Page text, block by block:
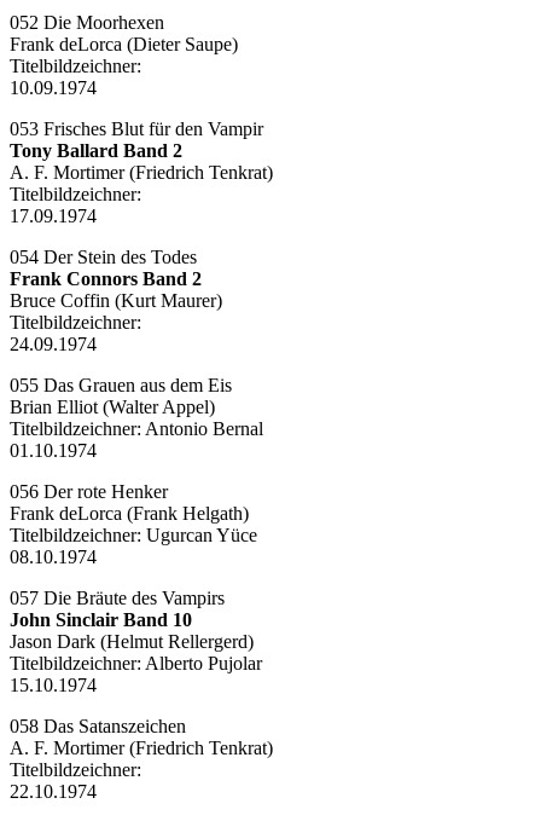
052 Die Moorhexen
Frank deLorca (Dieter Saupe)
Titelbildzeichner:
10.09.1974
053 Frisches Blut für den Vampir
Tony Ballard Band 2
A. F. Mortimer (Friedrich Tenkrat)
Titelbildzeichner:
17.09.1974
054 Der Stein des Todes
Frank Connors Band 2
Bruce Coffin (Kurt Maurer)
Titelbildzeichner:
24.09.1974
055 Das Grauen aus dem Eis
Brian Elliot (Walter Appel)
Titelbildzeichner: Antonio Bernal
01.10.1974
056 Der rote Henker
Frank deLorca (Frank Helgath)
Titelbildzeichner: Ugurcan Yüce
08.10.1974
057 Die Bräute des Vampirs
John Sinclair Band 10
Jason Dark (Helmut Rellergerd)
Titelbildzeichner: Alberto Pujolar
15.10.1974
058 Das Satanszeichen
A. F. Mortimer (Friedrich Tenkrat)
Titelbildzeichner:
22.10.1974